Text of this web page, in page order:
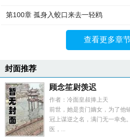
第100章 孤身入蛟口来去一轻鸥
查看更多章
封面推荐
顾念笙尉羡迟
作者：冷面皇叔捧上天
前世，她是贵门嫡女，为了他
冠上谋逆之名，满门无一幸免
医，...